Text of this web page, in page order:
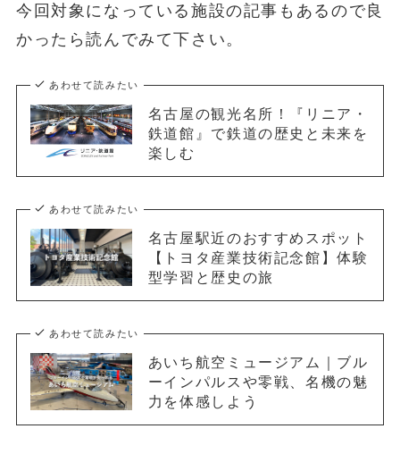
今回対象になっている施設の記事もあるので良
かったら読んでみて下さい。
あわせて読みたい
名古屋の観光名所！『リニア・
鉄道館』で鉄道の歴史と未来を
楽しむ
あわせて読みたい
名古屋駅近のおすすめスポット
【トヨタ産業技術記念館】体験
型学習と歴史の旅
あわせて読みたい
あいち航空ミュージアム｜ブル
ーインパルスや零戦、名機の魅
力を体感しよう